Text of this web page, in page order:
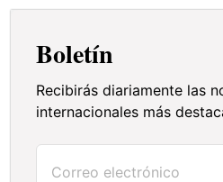
Boletín
Recibirás diariamente las
internacionales más